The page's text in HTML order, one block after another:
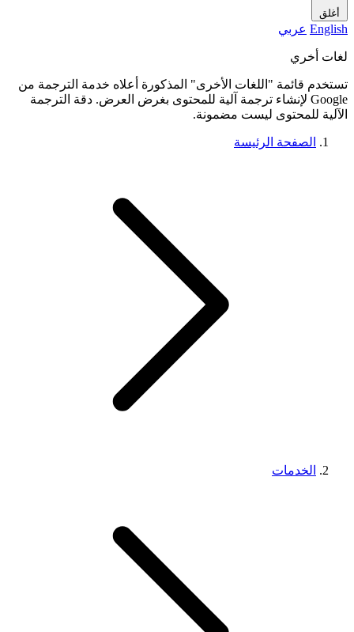
أغلق
English عربي
لغات أخري
تستخدم قائمة "اللغات الأخرى" المذكورة أعلاه خدمة الترجمة من
Google لإنشاء ترجمة آلية للمحتوى بغرض العرض. دقة الترجمة
الآلية للمحتوى ليست مضمونة.
الصفحة الرئيسة
الخدمات